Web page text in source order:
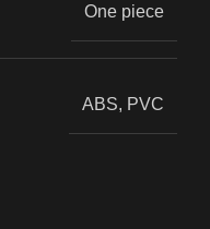
One piece
ABS, PVC